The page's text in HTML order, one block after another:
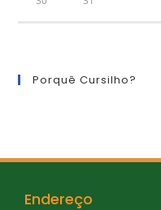
Porquê Cursilho?
Endereço